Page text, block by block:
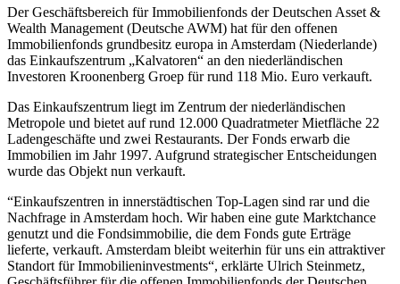
Der Geschäftsbereich für Immobilienfonds der Deutschen Asset &
Wealth Management (Deutsche AWM) hat für den offenen
Immobilienfonds grundbesitz europa in Amsterdam (Niederlande)
das Einkaufszentrum „Kalvatoren“ an den niederländischen
Investoren Kroonenberg Groep für rund 118 Mio. Euro verkauft.
Das Einkaufszentrum liegt im Zentrum der niederländischen
Metropole und bietet auf rund 12.000 Quadratmeter Mietfläche 22
Ladengeschäfte und zwei Restaurants. Der Fonds erwarb die
Immobilien im Jahr 1997. Aufgrund strategischer Entscheidungen
wurde das Objekt nun verkauft.
“Einkaufszentren in innerstädtischen Top-Lagen sind rar und die
Nachfrage in Amsterdam hoch. Wir haben eine gute Marktchance
genutzt und die Fondsimmobilie, die dem Fonds gute Erträge
lieferte, verkauft. Amsterdam bleibt weiterhin für uns ein attraktiver
Standort für Immobilieninvestments“, erklärte Ulrich Steinmetz,